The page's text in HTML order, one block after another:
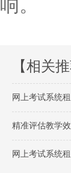
响。
【相关推
网上考试系统
精准评估教学
网上考试系统